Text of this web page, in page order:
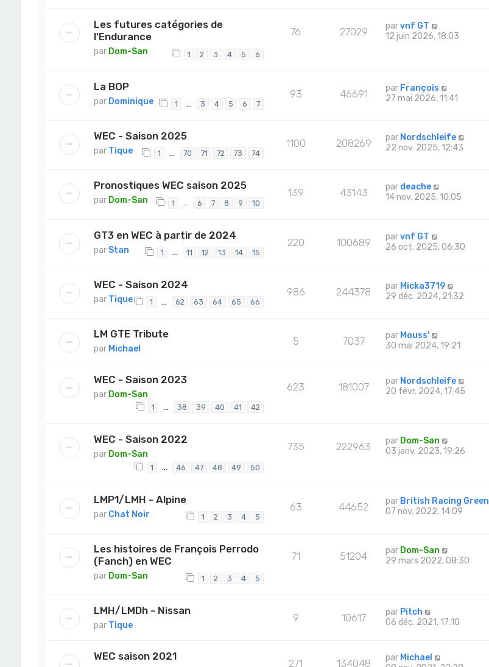
Les futures catégories de
l'Endurance
par Dom-San 1 2 3 4 5 6
76 27029 parvnf GT
12 juin 2026, 18:03
La BOP
par Dominique 1 … 3 4 5 6 7
93 46691 par François
27 mai 2026, 11:41
WEC - Saison 2025
par Tique 1 … 70 71 72 73 74
1100 208269 par Nordschleife
22 nov. 2025, 12:43
Pronostiques WEC saison 2025
par Dom-San 1 … 6 7 8 9 10
139 43143 par deache
14 nov. 2025, 10:05
GT3 en WEC à partir de 2024
par Stan 1 … 11 12 13 14 15
220 100689 parvnf GT
26 oct. 2025, 06:30
WEC - Saison 2024
par Tique 1 … 62 63 64 65 66
986 244378 par Micka3719
29 déc. 2024, 21:32
LM GTE Tribute
par Michael
5 7037 par Mouss'
30 mai 2024, 19:21
WEC - Saison 2023
par Dom-San
1 … 38 39 40 41 42
623 181007 par Nordschleife
20 févr. 2024, 17:45
WEC - Saison 2022
par Dom-San
1 … 46 47 48 49 50
735 222963 par Dom-San
03 janv. 2023, 19:26
LMP1/LMH - Alpine
par Chat Noir 1 2 3 4 5
63 44652 par British Racing Green
07 nov. 2022, 14:09
Les histoires de François Perrodo
(Fanch) en WEC
par Dom-San 1 2 3 4 5
71 51204 par Dom-San
29 mars 2022, 08:30
LMH/LMDh - Nissan
par Tique
9 10617 par Pitch
06 déc. 2021, 17:10
WEC saison 2021
271 134048 par Michael